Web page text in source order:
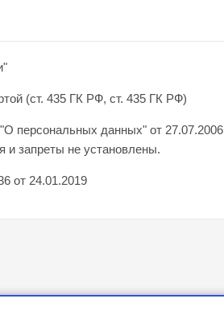
(ст. 435 ГК РФ, ст. 435 ГК РФ)
персональных данных" от 27.07.2006
запреты не установлены.
от 24.01.2019